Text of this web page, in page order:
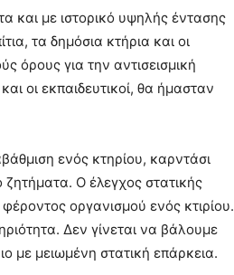
και με ιστορικό υψηλής έντασης
τα δημόσια κτήρια και οι
όρους για την αντισεισμική
οι εκπαιδευτικοί, θα ήμασταν
ενός κτηρίου, καρντάσι
Ο έλεγχος στατικής
οργανισμού ενός κτιρίου.
Δεν γίνεται να βάλουμε
με μειωμένη στατική επάρκεια.